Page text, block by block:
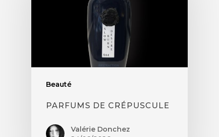
Beauté
PARFUMS DE CRÉPUSCULE
Valérie Donchez